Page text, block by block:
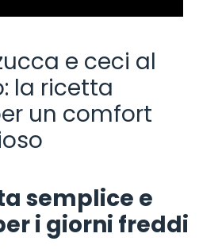
e ceci al
la ricetta
un comfort
semplice e
i giorni freddi